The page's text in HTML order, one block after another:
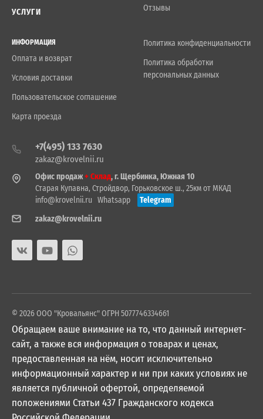
УСЛУГИ
Отзывы
ИНФОРМАЦИЯ
Оплата и возврат
Условия доставки
Пользовательское соглашение
Карта проезда
Политика конфиденциальности
Политика обработки
персональных данных
+7(495) 133 7630
zakaz@krovelnii.ru
Офис продаж+ Склад, г. Щербинка, Южная 10
Старая Купавна, Стройдвор, Горьковское ш., 25км от МКАД
info@krovelnii.ru Whatsapp
Telegram
zakaz@krovelnii.ru
© 2026 ООО "Кровальянс" ОГРН 5077746334661
Обращаем ваше внимание на то, что данный интернет-
сайт, а также вся информация о товарах и ценах,
предоставленная на нём, носит исключительно
информационный характер и ни при каких условиях не
является публичной офертой, определяемой
положениями Статьи 437 Гражданского кодекса